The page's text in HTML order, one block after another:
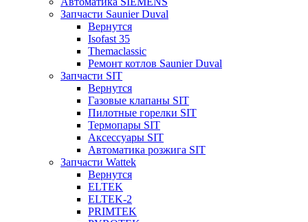
Запчасти Saunier Duval
Вернутся
Isofast 35
Themaclassic
Ремонт котлов Saunier Duval
Запчасти SIT
Вернутся
Газовые клапаны SIT
Пилотные горелки SIT
Термопары SIT
Аксессуары SIT
Автоматика розжига SIT
Запчасти Wattek
Вернутся
ELTEK
ELTEK-2
PRIMTEK